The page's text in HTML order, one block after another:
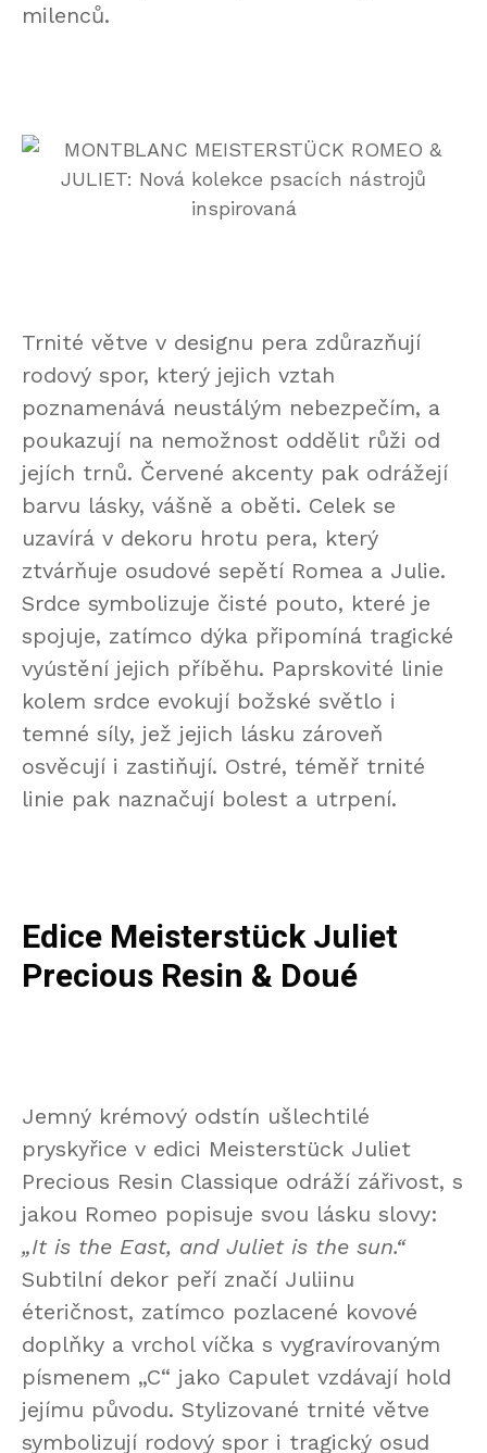
milenců.
Trnité větve v designu pera zdůrazňují
rodový spor, který jejich vztah
poznamenává neustálým nebezpečím, a
poukazují na nemožnost oddělit růži od
jejích trnů. Červené akcenty pak odrážejí
barvu lásky, vášně a oběti. Celek se
uzavírá v dekoru hrotu pera, který
ztvárňuje osudové sepětí Romea a Julie.
Srdce symbolizuje čisté pouto, které je
spojuje, zatímco dýka připomíná tragické
vyústění jejich příběhu. Paprskovité linie
kolem srdce evokují božské světlo i
temné síly, jež jejich lásku zároveň
osvěcují i zastiňují. Ostré, téměř trnité
linie pak naznačují bolest a utrpení.
Edice Meisterstück Juliet
Precious Resin & Doué
Jemný krémový odstín ušlechtilé
pryskyřice v edici Meisterstück Juliet
Precious Resin Classique odráží zářivost, s
jakou Romeo popisuje svou lásku slovy:
„It is the East, and Juliet is the sun.“
Subtilní dekor peří značí Juliinu
éteričnost, zatímco pozlacené kovové
doplňky a vrchol víčka s vygravírovaným
písmenem „C“ jako Capulet vzdávají hold
jejímu původu. Stylizované trnité větve
symbolizují rodový spor i tragický osud